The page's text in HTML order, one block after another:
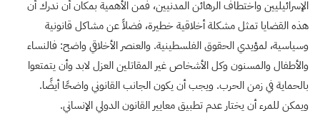
الإسرائيليين واختطاف الرهائن المدنيين، فمن الأهمية بمكان أن ندرك أن
هذه القضايا تمثل مشكلة أخلاقية خطيرة، فضلاً عن مشاكل قانونية
وسياسية، لمؤيدي الحقوق الفلسطينية. والعنصر الأخلاقي واضح: فالنساء
والأطفال والمسنون وكل الأشخاص غير المقاتلين العزل لابد وأن يتمتعوا
بالحماية في زمن الحرب. ويجب أن يكون الجانب القانوني واضحًا أيضًا.
ويمكن للمرء أن يختار عدم تطبيق معايير القانون الدولي الإنساني.